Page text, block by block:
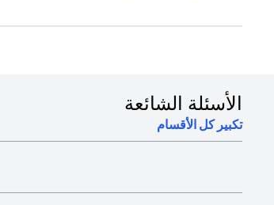
الأسئلة الشائعة
تكبير كل الأقسام